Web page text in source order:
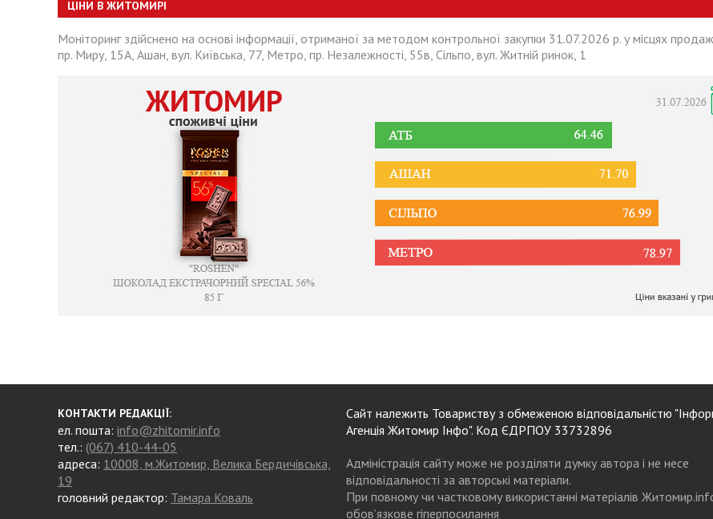
ЦІНИ В ЖИТОМИРІ
Моніторинг здійснено на основі інформації, отриманої за методом контрольної закупки 31.07.2026 р. у місцях
пр. Миру, 15А, Ашан, вул. Київська, 77, Метро, пр. Незалежності, 55в, Сільпо, вул. Житній ринок, 1
КОНТАКТИ РЕДАКЦІЇ:
ел. пошта: info@zhitomir.info
тел.: (067) 410-44-05
адреса: 10008, м.Житомир, Велика Бердичівська,
19
головний редактор: Тамара Коваль
Сайт належить Товариству з обмеженою відповідальністю
Агенція Житомир Інфо". Код ЄДРПОУ 33732896
Адміністрація сайту може не розділяти думку автора і не несе
відповідальності за авторські матеріали.
При повному чи частковому використанні матеріалів
обов’язкове гіперпосилання